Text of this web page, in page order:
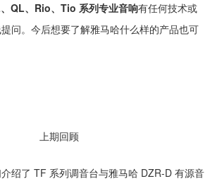
QL、Rio、Tio 系列专业音响有任何技术或
问。今后想要了解雅马哈什么样的产品也可
上期回顾
绍了 TF 系列调音台与雅马哈 DZR-D 有源音